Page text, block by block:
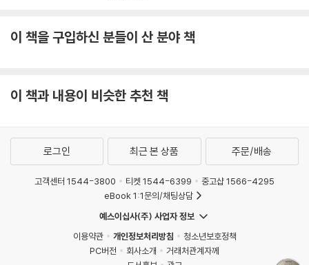
이 책을 구입하신 분들이 산 분야 책
이 책과 내용이 비슷한 추천 책
로그인 최근 본 상품 주문/배송
고객센터 1544-3800 티켓 1544-6399
중고샵 1566-4295
eBook 1:1문의/채팅상담
예스이십사(주) 사업자 정보
이용약관
개인정보처리방침
청소년보호정책
PC버전
회사소개
거래처관계자께